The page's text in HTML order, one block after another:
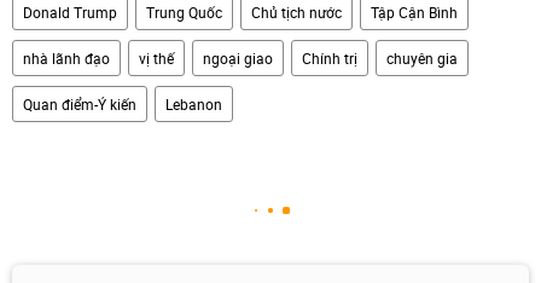
Donald Trump Trung Quốc Chủ tịch nước Tập Cận Bình
nhà lãnh đạo vị thế ngoại giao Chính trị chuyên gia
Quan điểm-Ý kiến Lebanon